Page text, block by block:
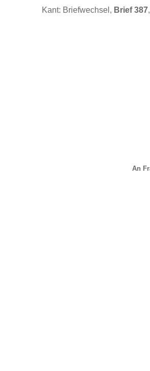
Kant: Briefwechsel, Brief 387
An